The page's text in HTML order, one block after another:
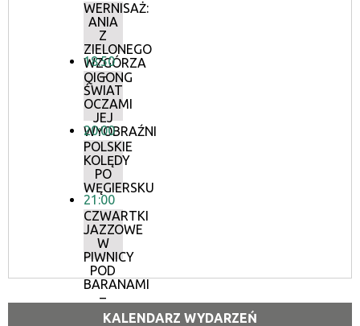
WERNISAŻ:
ANIA
Z
ZIELONEGO
WZGÓRZA
–
ŚWIAT
OCZAMI
JEJ
WYOBRAŹNI
18:50
QIGONG
20:00
POLSKIE
KOLĘDY
PO
WĘGIERSKU
21:00
CZWARTKI
JAZZOWE
W
PIWNICY
POD
BARANAMI
–
STYCZEŃ
KALENDARZ WYDARZEŃ